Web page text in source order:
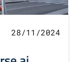
28/11/2024